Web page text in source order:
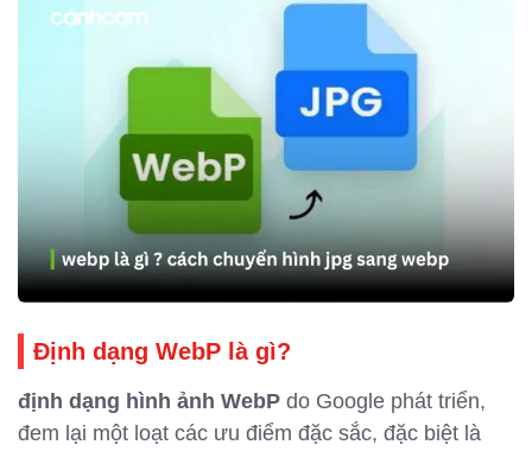
Định dạng WebP là gì?
định dạng hình ảnh WebP do Google phát triển,
đem lại một loạt các ưu điểm đặc sắc, đặc biệt là